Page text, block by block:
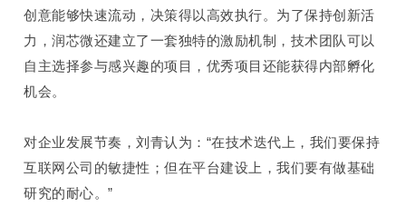
创意能够快速流动，决策得以高效执行。为了保持创新活
力，润芯微还建立了一套独特的激励机制，技术团队可以
自主选择参与感兴趣的项目，优秀项目还能获得内部孵化
机会。
对企业发展节奏，刘青认为：“在技术迭代上，我们要保持
互联网公司的敏捷性；但在平台建设上，我们要有做基础
研究的耐心。”